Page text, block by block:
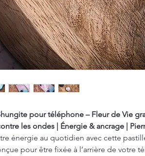
pour téléphone – Fleur de Vie
les ondes | Énergie & ancrage |
énergie au quotidien avec cette
pour être fixée à l’arrière de votre